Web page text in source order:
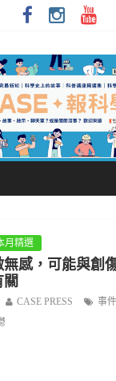
月精選
感，可能與創
CASE PRESS 事